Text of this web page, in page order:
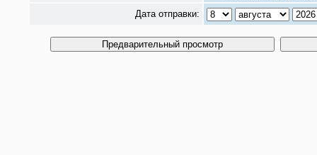
Дата отправки: